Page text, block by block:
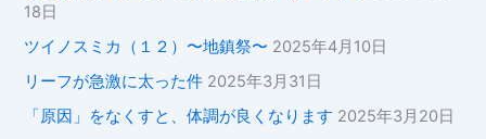
18日
ツイノスミカ（１２）〜地鎮祭〜 2025年4月10日
リーフが急激に太った件 2025年3月31日
「原因」をなくすと、体調が良くなります 2025年3月20日